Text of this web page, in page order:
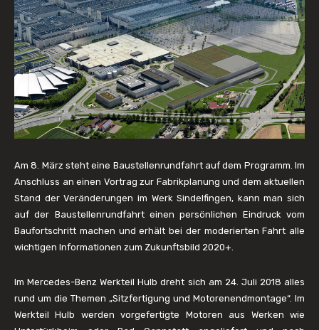
Am 8. März steht eine Baustellenrundfahrt auf dem Programm. Im
Anschluss an einen Vortrag zur Fabrikplanung und dem aktuellen
Stand der Veränderungen im Werk Sindelfingen, kann man sich
auf der Baustellenrundfahrt einen persönlichen Eindruck vom
Baufortschritt machen und erhält bei der moderierten Fahrt alle
wichtigen Informationen zum Zukunftsbild 2020+.
Im Mercedes-Benz Werkteil Hulb dreht sich am 24. Juli 2018 alles
rund um die Themen „Sitzfertigung und Motorenendmontage“. Im
Werkteil Hulb werden vorgefertigte Motoren aus Werken wie